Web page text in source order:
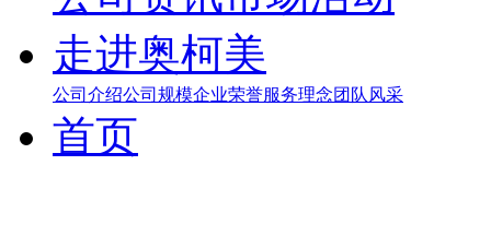
走进奥柯美
公司介绍公司规模企业荣誉服务理念团队风采
首页